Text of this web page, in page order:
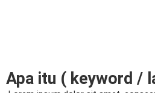
Apa itu ( keyword /